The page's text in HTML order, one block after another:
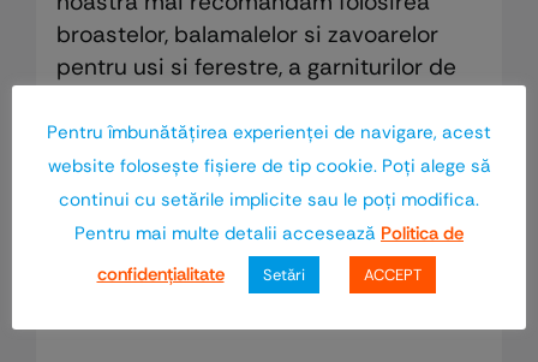
broastelor, balamalelor si zavoarelor
pentru usi si ferestre, a garniturilor de
a lacurilor poliuretanice.
Contacteaza-ne! SpecialistiiEuro-
Wood
vor gasi cele mai bune solutii
pentru concretizarea proiectelor tale
indraznete.
Pentru îmbunătăţirea experienţei de navigare, acest
website foloseşte fişiere de tip cookie. Poţi alege să
continui cu setările implicite sau le poţi modifica.
Pentru mai multe detalii accesează Politica de
confidenţialitate
Setări ACCEPT